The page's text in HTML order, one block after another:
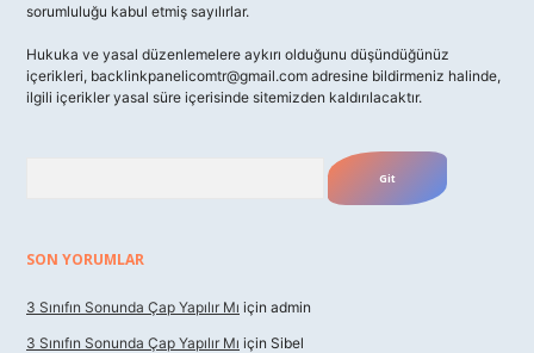
sorumluluğu kabul etmiş sayılırlar.
Hukuka ve yasal düzenlemelere aykırı olduğunu düşündüğünüz
içerikleri, backlinkpanelicomtr@gmail.com adresine bildirmeniz halinde,
ilgili içerikler yasal süre içerisinde sitemizden kaldırılacaktır.
SON YORUMLAR
3 Sınıfın Sonunda Çap Yapılır Mı için admin
3 Sınıfın Sonunda Çap Yapılır Mı için Sibel